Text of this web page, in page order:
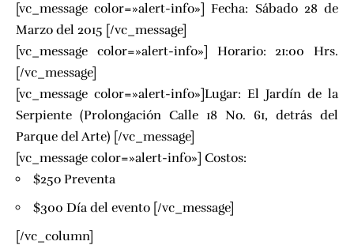
[vc_message color=»alert-info»] Fecha: Sábado 28 de
Marzo del 2015 [/vc_message]
[vc_message color=»alert-info»] Horario: 21:00 Hrs.
[/vc_message]
[vc_message color=»alert-info»]Lugar: El Jardín de la
Serpiente (Prolongación Calle 18 No. 61, detrás del
Parque del Arte) [/vc_message]
[vc_message color=»alert-info»] Costos:
$25o Preventa
$300 Día del evento [/vc_message]
[/vc_column]